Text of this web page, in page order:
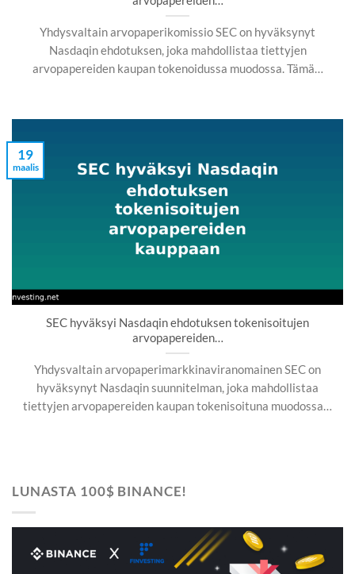
Yhdysvaltain arvopaperikomissio SEC on hyväksynyt
Nasdaqin ehdotuksen, joka mahdollistaa tiettyjen
arvopapereiden kaupan tokenoidussa muodossa. Tämä…
SEC hyväksyi Nasdaqin ehdotuksen tokenisoitujen
arvopapereiden…
Yhdysvaltain arvopaperimarkkinaviranomainen SEC on
hyväksynyt Nasdaqin suunnitelman, joka mahdollistaa
tiettyjen arvopapereiden kaupan tokenisoituna muodossa…
19
maalis
LUNASTA 100$ BINANCE!